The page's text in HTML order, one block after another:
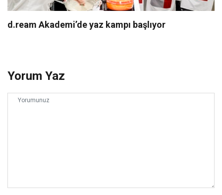
d.ream Akademi’de yaz kampı başlıyor
Yorum Yaz